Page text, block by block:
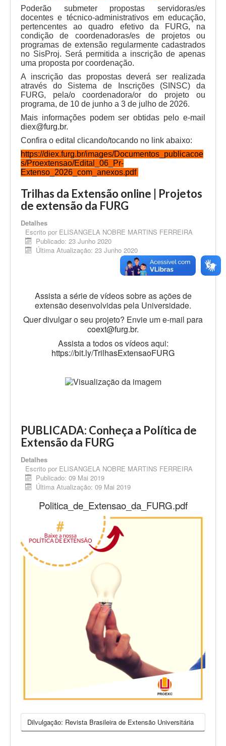
Poderão submeter propostas servidoras/es
docentes e técnico-administrativos em educação,
pertencentes ao quadro efetivo da FURG, na
condição de coordenadoras/es de projetos ou
programas de extensão regularmente cadastrados
no SisProj. Será permitida a inscrição de apenas
uma proposta por coordenação.
A inscrição das propostas deverá ser realizada
através do Sistema de Inscrições (SINSC) da
FURG, pela/o coordenadora/or do projeto ou
programa, de 10 de junho a 3 de julho de 2026.
Mais informações podem ser obtidas pelo e-mail
diex@furg.br.
Confira o edital clicando/tocando no link abaixo:
https://diex.furg.br/images/Documentos_publicacoe
s/Proextensao/Edital_06_Pr-
Extenso_2026_com_anexos.pdf
Trilhas da Extensão online | Projetos
de extensão da FURG
Detalhes
Escrito por ELISANGELA NOBRE MARTINS FERREIRA
Publicado: 23 Junho 2020
Última Atualização: 23 Junho 2020
Assista a série de vídeos sobre as ações de
extensão desenvolvidas pela Universidade.
Quer divulgar o seu projeto? Envie um e-mail para
coext@furg.br.
Assista a todos os vídeos aqui:
https://bit.ly/TrilhasExtensaoFURG
PUBLICADA: Conheça a Política de
Extensão da FURG
Detalhes
Escrito por ELISANGELA NOBRE MARTINS FERREIRA
Publicado: 09 Mai 2019
Última Atualização: 09 Mai 2019
Politica_de_Extensao_da_FURG.pdf
Dilvulgação: Revista Brasileira de Extensão Universitária